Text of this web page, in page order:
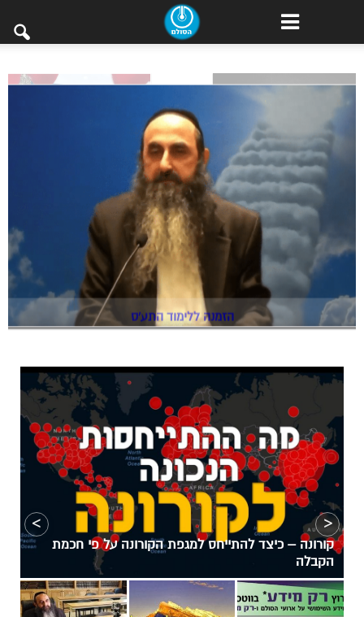
דפי נחיתה
✨הצטרפו לזוהר היומי- עשר דק ביום שיעור מתחילים עד
לנייד שלכם✨
› ‹